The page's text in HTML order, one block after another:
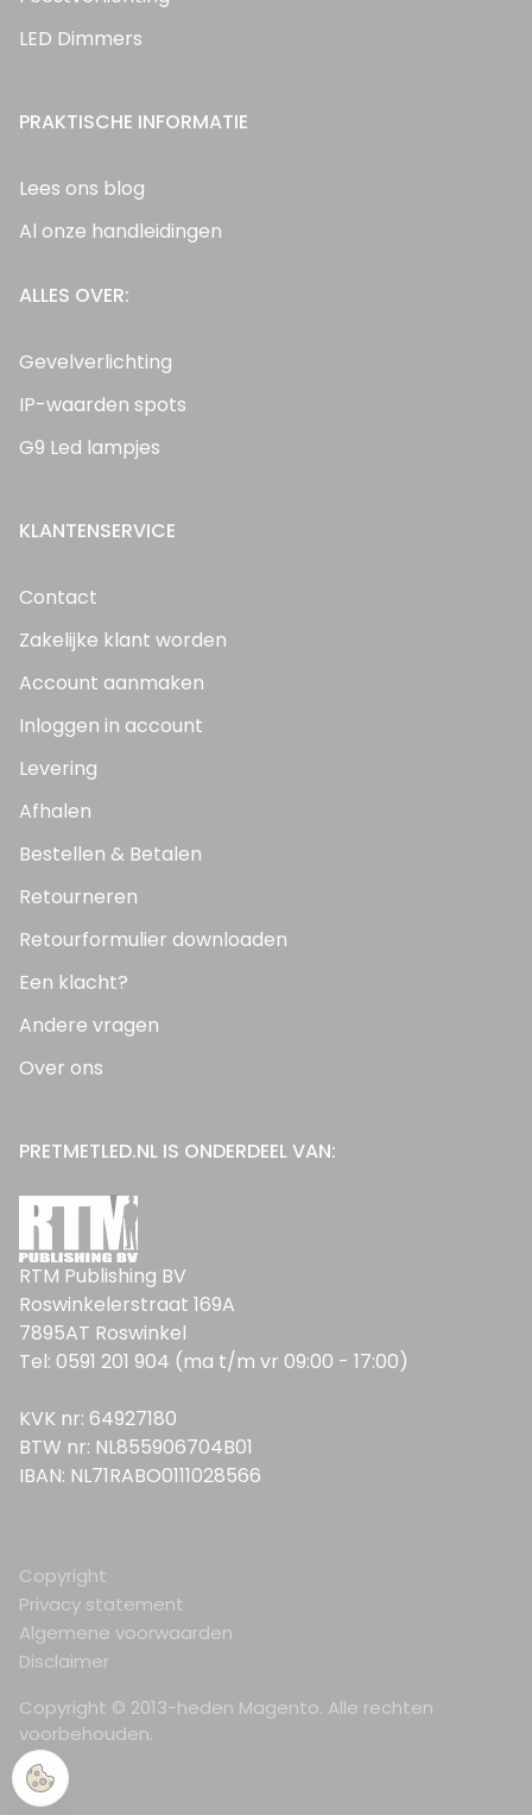
LED Dimmers
PRAKTISCHE INFORMATIE
Lees ons blog
Al onze handleidingen
ALLES OVER:
Gevelverlichting
IP-waarden spots
G9 Led lampjes
KLANTENSERVICE
Contact
Zakelijke klant worden
Account aanmaken
Inloggen in account
Levering
Afhalen
Bestellen & Betalen
Retourneren
Retourformulier downloaden
Een klacht?
Andere vragen
Over ons
PRETMETLED.NL IS ONDERDEEL VAN:
RTM Publishing BV
Roswinkelerstraat 169A
7895AT Roswinkel
Tel: 0591 201 904 (ma t/m vr 09:00 - 17:00)
KVK nr: 64927180
BTW nr: NL855906704B01
IBAN: NL71RABO0111028566
Copyright © 2013-heden Magento. Alle rechten
voorbehouden.
Copyright
Privacy statement
Algemene voorwaarden
Disclaimer